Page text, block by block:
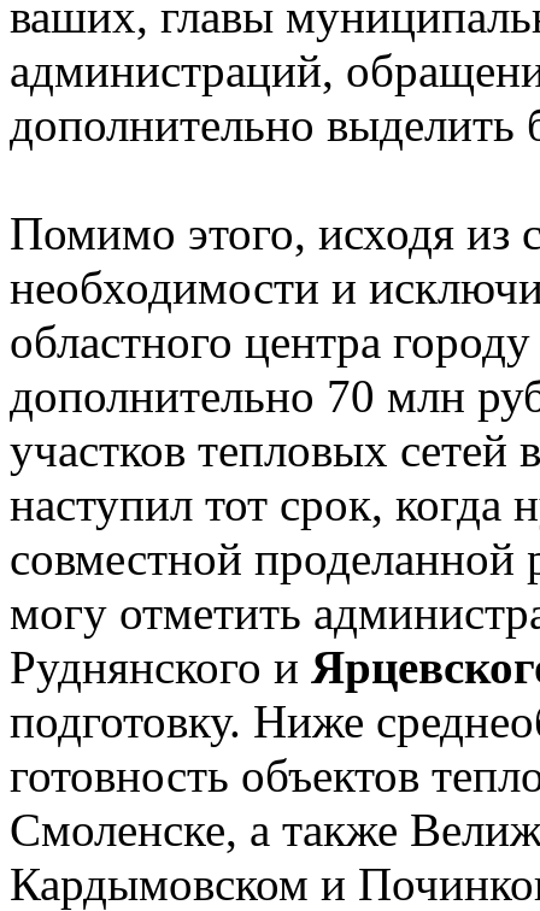
ваших, главы
администраций,
дополнительно выделить
Помимо этого, исходя из
необходимости и
областного центра
дополнительно 70 млн
участков тепловых сетей
наступил тот срок,
совместной
могу отметить
Руднянского и
подготовку. Ниже
готовность объектов
Смоленске, а также
Кардымовском и